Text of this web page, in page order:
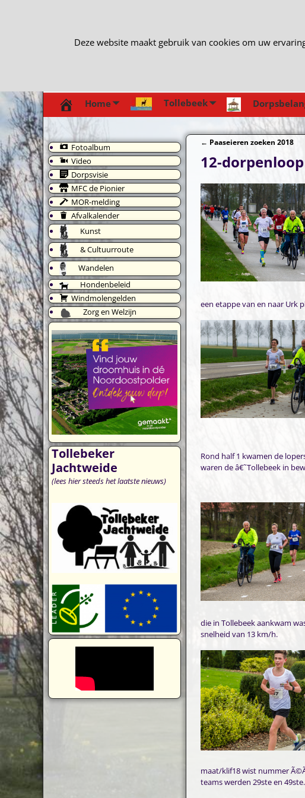
Home Tollebeek
← Paaseieren zoeken 2018
12-dorpenloop
een etappe van en naar Urk
Rond half 1 kwamen de
waren de â€˜Tollebeek in
die in Tollebeek aankwam
snelheid van 13 km/h.
maat/klif18 wist nummer
teams werden 29ste en
Fotoalbum
Video
Dorpsvisie
MFC de Pionier
MOR-melding
Afvalkalender
Kunst
& Cultuurroute
Wandelen
Hondenbeleid
Windmolengelden
Zorg en Welzijn
Tollebeker
Jachtweide
(lees hier steeds het laatste nieuws)
Deze website maakt gebruik van cookies om uw